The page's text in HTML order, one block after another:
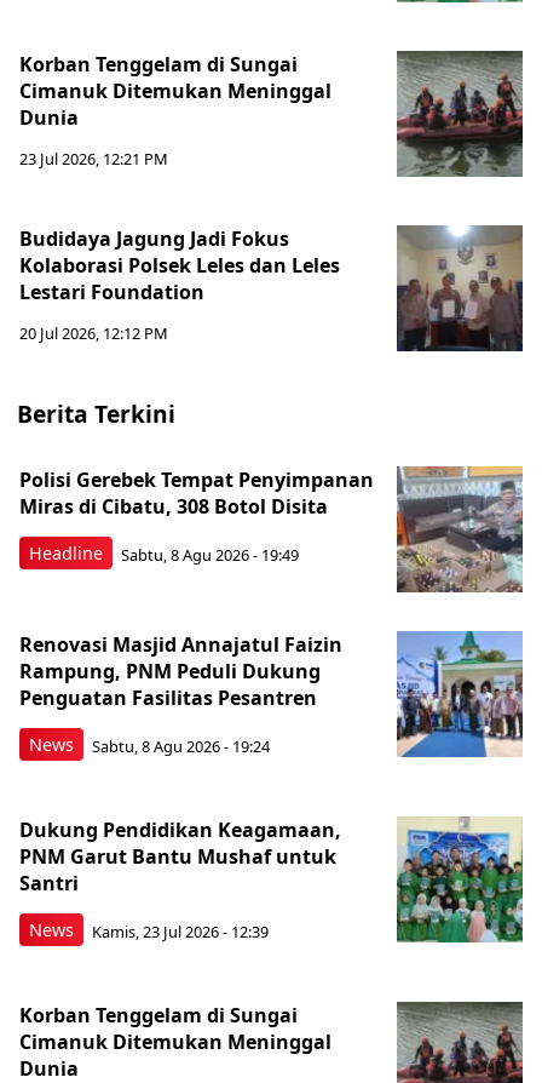
Korban Tenggelam di Sungai
Cimanuk Ditemukan Meninggal
Dunia
23 Jul 2026, 12:21 PM
Budidaya Jagung Jadi Fokus
Kolaborasi Polsek Leles dan Leles
Lestari Foundation
20 Jul 2026, 12:12 PM
Berita Terkini
Headline
Polisi Gerebek Tempat Penyimpanan
Miras di Cibatu, 308 Botol Disita
Sabtu, 8 Agu 2026 - 19:49
News
Renovasi Masjid Annajatul Faizin
Rampung, PNM Peduli Dukung
Penguatan Fasilitas Pesantren
Sabtu, 8 Agu 2026 - 19:24
News
Dukung Pendidikan Keagamaan,
PNM Garut Bantu Mushaf untuk
Santri
Kamis, 23 Jul 2026 - 12:39
Korban Tenggelam di Sungai
Cimanuk Ditemukan Meninggal
Dunia